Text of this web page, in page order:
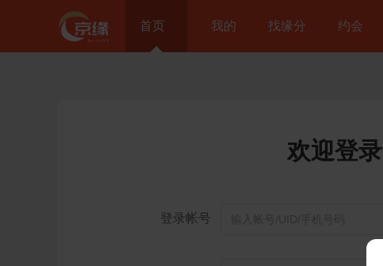
首页 我的 找缘分 约会
欢迎登录
登录帐号